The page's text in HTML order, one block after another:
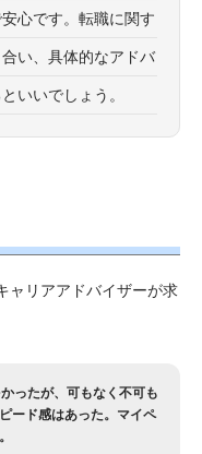
心です。転職に関す
い、具体的なアドバ
いいでしょう。
ャリアアドバイザーが求
ったが、可もなく不可も
ード感はあった。マイペ